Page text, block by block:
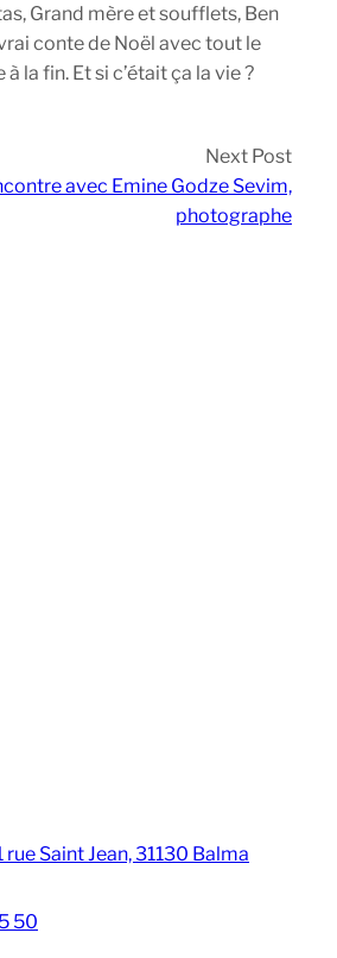
Grand mère et soufflets, Ben
conte de Noël avec tout le
la fin. Et si c’était ça la vie ?
Next Post
avec Emine Godze Sevim,
photographe
rue Saint Jean, 31130 Balma
50